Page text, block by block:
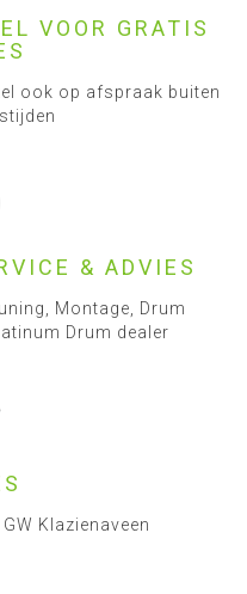
VOOR GRATIS
ook op afspraak buiten
& ADVIES
Montage, Drum
Drum dealer
Klazienaveen